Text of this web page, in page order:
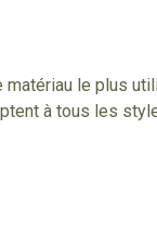
le plus
à tous les